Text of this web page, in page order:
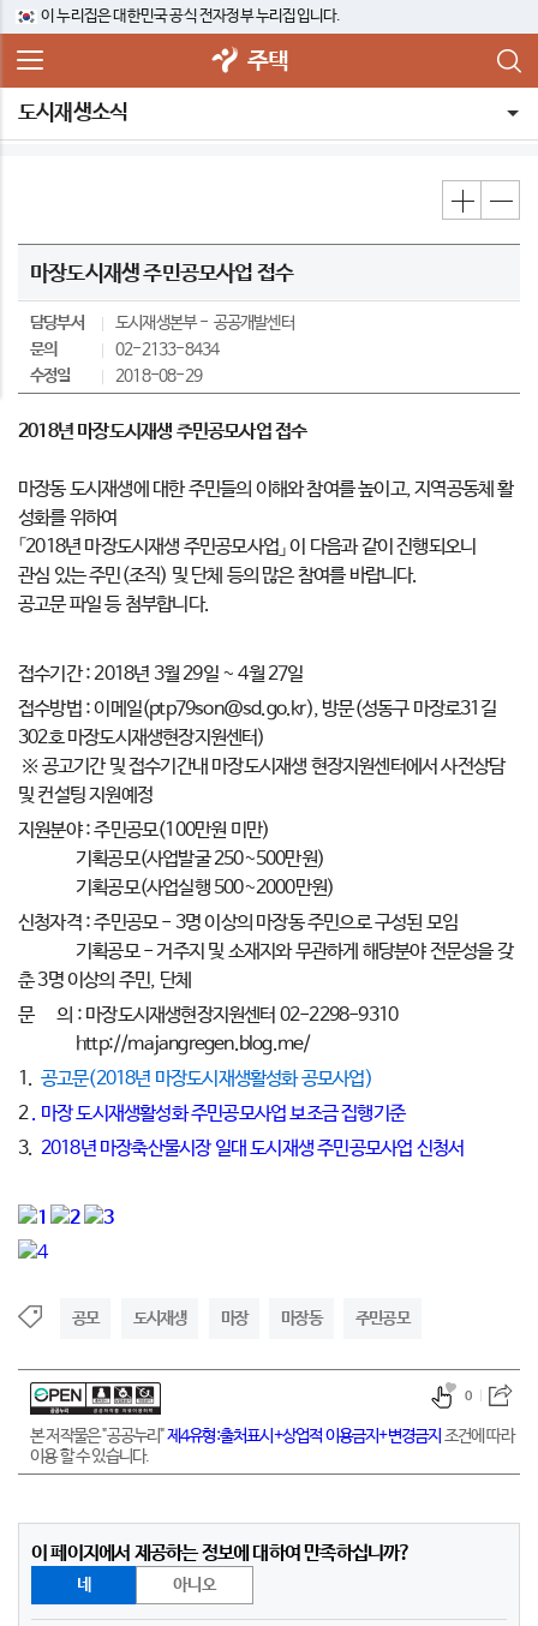
이 누리집은 대한민국 공식 전자정부 누리집입니다.
주택
도시재생소식
마장도시재생 주민공모사업 접수
담당부서 도시재생본부
공공개발센터
문의
02-2133-8434
수정일
2018-08-29
2018년 마장도시재생 주민공모사업 접수
마장동 도시재생에 대한 주민들의 이해와 참여를 높이고, 지역공동체 활
성화를 위하여
「2018년 마장도시재생 주민공모사업」 이 다음과 같이 진행되오니
관심 있는 주민(조직) 및 단체 등의 많은 참여를 바랍니다.
공고문 파일 등 첨부합니다.
접수기간 : 2018년 3월 29일 ~ 4월 27일
접수방법 : 이메일(ptp79son@sd.go.kr), 방문(성동구 마장로31길
302호 마장도시재생현장지원센터)
※ 공고기간 및 접수기간내 마장도시재생 현장지원센터에서 사전상담
및 컨설팅 지원예정
지원분야 : 주민공모(100만원 미만)
기획공모(사업발굴 250~500만원)
기획공모(사업실행 500~2000만원)
신청자격 : 주민공모 - 3명 이상의 마장동 주민으로 구성된 모임
기획공모 - 거주지 및 소재지와 무관하게 해당분야 전문성을 갖
춘 3명 이상의 주민, 단체
문 의 : 마장도시재생현장지원센터 02-2298-9310
http://majangregen.blog.me/
1. 공고문(2018년 마장도시재생활성화 공모사업)
2. 마장 도시재생활성화 주민공모사업 보조금 집행기준
3. 2018년 마장축산물시장 일대 도시재생 주민공모사업 신청서
공모 도시재생 마장 마장동 주민공모
본 저작물은 "공공누리"제4유형:출처표시+상업적 이용금지+변경금지 조건에 따라
이용 할 수 있습니다.
0
이 페이지에서 제공하는 정보에 대하여 만족하십니까?
네 아니오